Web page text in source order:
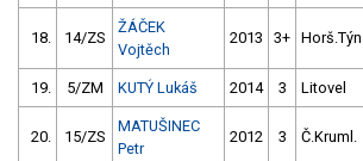
18. 14/ZS
ŽÁČEK
Vojtěch
2013 3+ Horš.Týn
19. 5/ZM KUTÝ Lukáš 2014 3 Litovel
20. 15/ZS
MATUŠINEC
Petr
2012 3 Č.Kruml.